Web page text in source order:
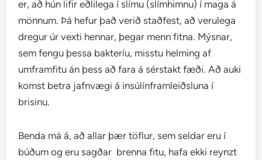
er, að hún lifir eðlilega í slímu (slímhimnu) í maga á
mönnum. Þá hefur það verið staðfest, að verulega
dregur úr vexti hennar, þegar menn fitna. Mýsnar,
sem fengu þessa bakteríu, misstu helming af
umframfitu án þess að fara á sérstakt fæði. Að auki
komst betra jafnvægi á insúlínframleiðsluna í
brisinu.
Benda má á, að allar þær töflur, sem seldar eru í
búðum og eru sagðar brenna fitu, hafa ekki reynzt